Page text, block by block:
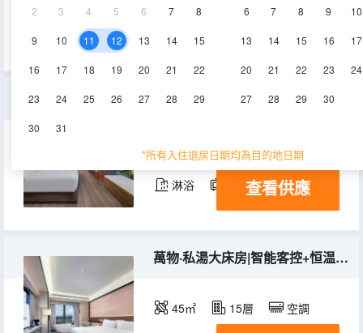
2 3 4 5 6 7 8
9 10 11 12 13 14 15
16 17 18 19 20 21 22
23 24 25 26 27 28 29
30 31
6 7 8 9 10
13 14 15 16 17
20 21 22 23 24
27 28 29 30
*所有入住退房日期均為目的地日期
40㎡ 14-15層
淋浴 電視機
查看供應
萬物·私湯大床房|智能客控+恒温馬桶+90%白鴨絨被+臨窗浴缸
45㎡ 15層 空調